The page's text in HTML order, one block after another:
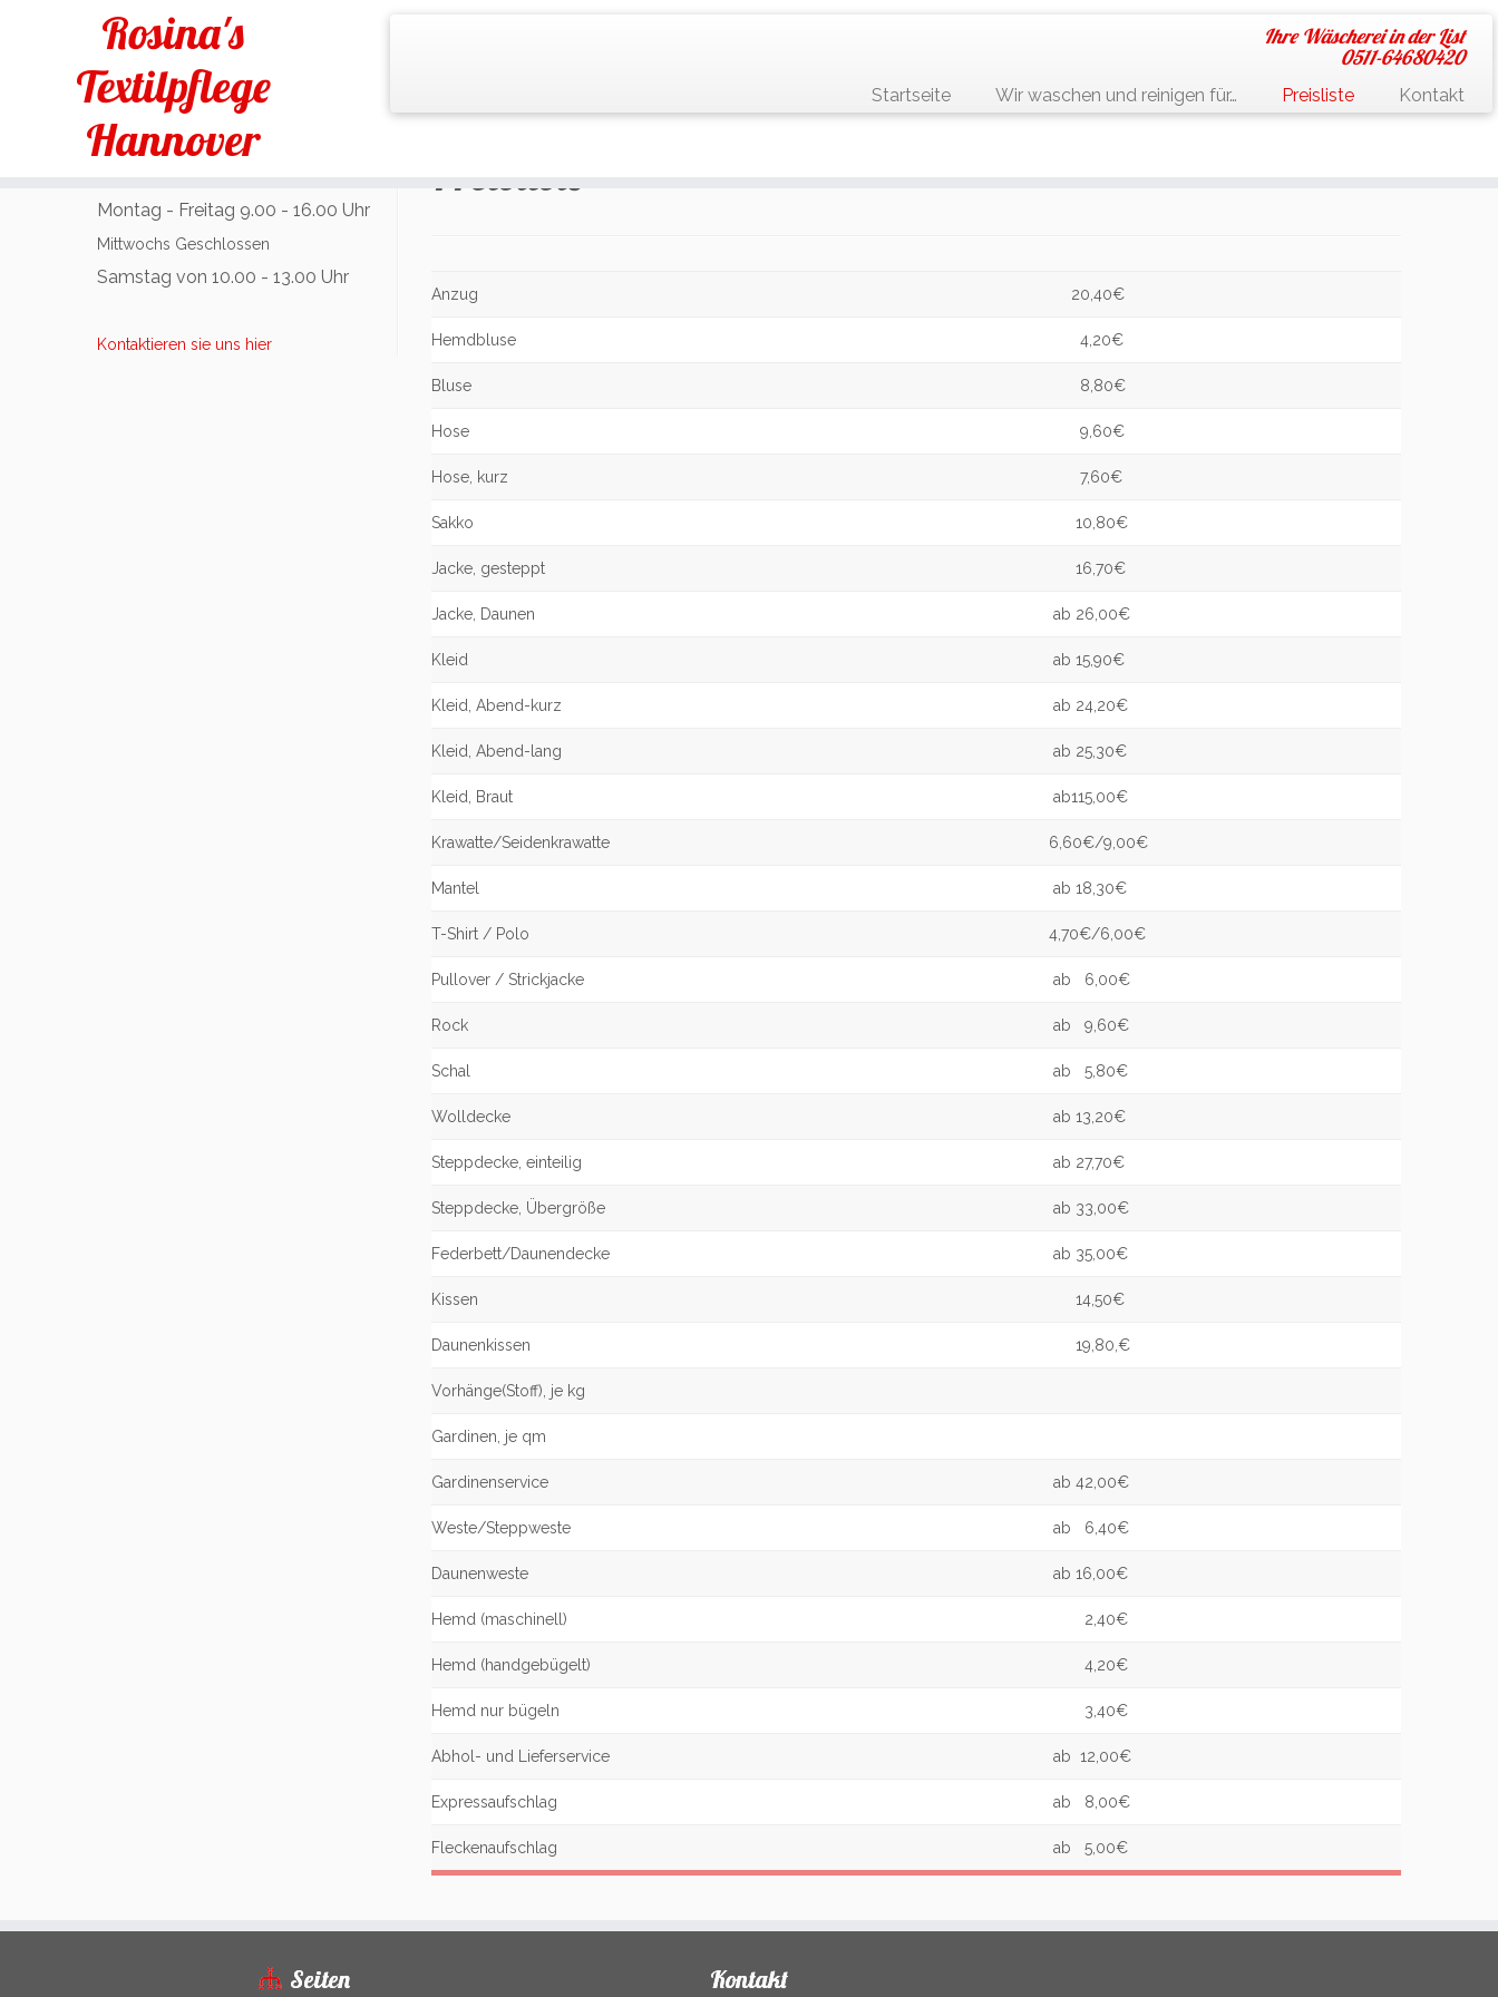
Rosina's
Textilpflege
Hannover
Ihre Wäscherei in der List
0511-64680420
Startseite Wir waschen und reinigen für… Preisliste Kontakt
Montag - Freitag 9.00 - 16.00 Uhr
Mittwochs Geschlossen
Samstag von 10.00 - 13.00 Uhr
Kontaktieren sie uns hier
Preisliste
Anzug 20,40€
Hemdbluse 4,20€
Bluse 8,80€
Hose 9,60€
Hose, kurz 7,60€
Sakko 10,80€
Jacke, gesteppt 16,70€
Jacke, Daunen ab 26,00€
Kleid ab 15,90€
Kleid, Abend-kurz ab 24,20€
Kleid, Abend-lang ab 25,30€
Kleid, Braut ab115,00€
Krawatte/Seidenkrawatte 6,60€/9,00€
Mantel ab 18,30€
T-Shirt / Polo 4,70€/6,00€
Pullover / Strickjacke ab 6,00€
Rock ab 9,60€
Schal ab 5,80€
Wolldecke ab 13,20€
Steppdecke, einteilig ab 27,70€
Steppdecke, Übergröße ab 33,00€
Federbett/Daunendecke ab 35,00€
Kissen 14,50€
Daunenkissen 19,80,€
Vorhänge(Stoff), je kg
Gardinen, je qm
Gardinenservice ab 42,00€
Weste/Steppweste ab 6,40€
Daunenweste ab 16,00€
Hemd (maschinell) 2,40€
Hemd (handgebügelt) 4,20€
Hemd nur bügeln 3,40€
Abhol- und Lieferservice ab 12,00€
Expressaufschlag ab 8,00€
Fleckenaufschlag ab 5,00€
Seiten Kontakt